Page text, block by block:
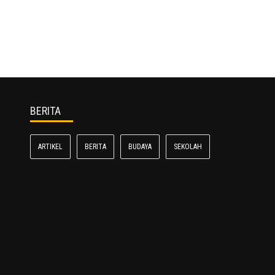
BERITA
ARTIKEL BERITA BUDAYA SEKOLAH